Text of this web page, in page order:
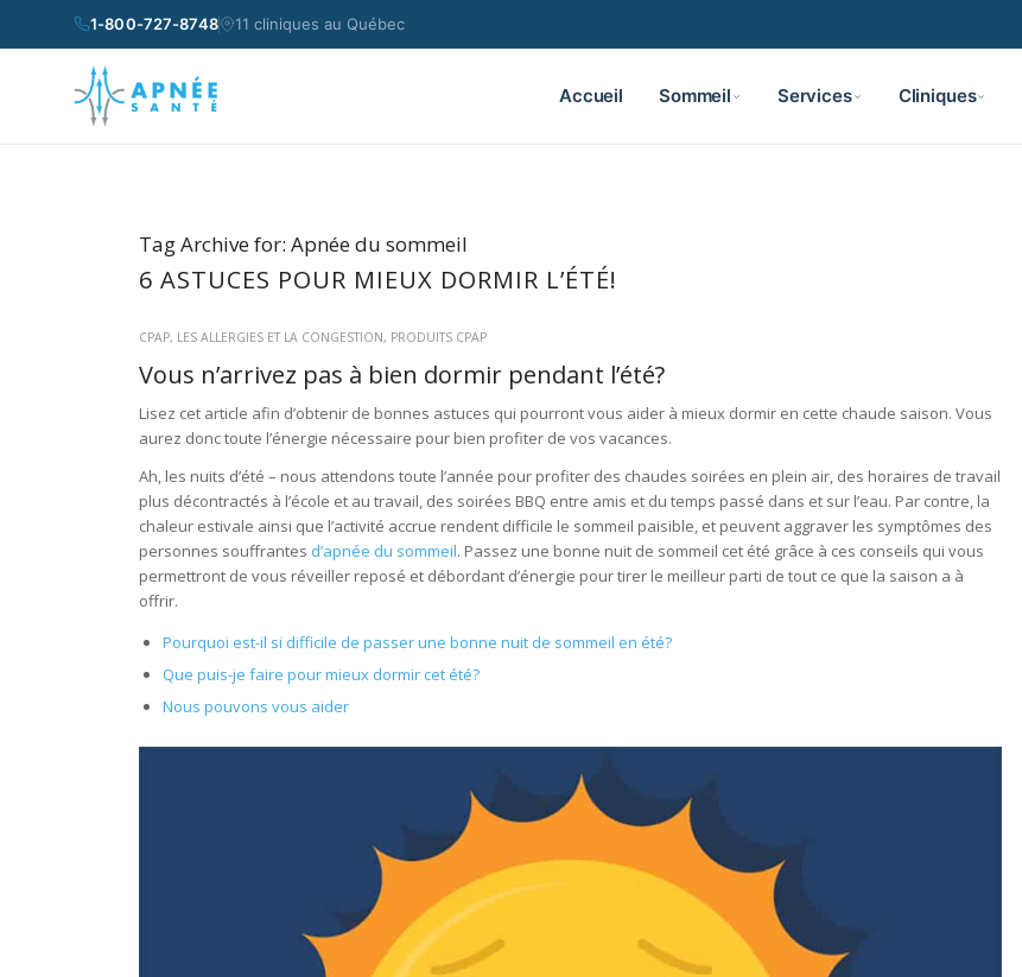
1-800-727-8748 11 cliniques au Québec
Accueil Sommeil Services Cliniques
Tag Archive for:Apnée du sommeil
6 ASTUCES POUR MIEUX DORMIR L’ÉTÉ!
CPAP, LES ALLERGIES ET LA CONGESTION, PRODUITS CPAP
Vous n’arrivez pas à bien dormir pendant l’été?
Lisez cet article afin d’obtenir de bonnes astuces qui pourront vous aider à mieux dormir en cette chaude saison. Vous
aurez donc toute l’énergie nécessaire pour bien profiter de vos vacances.
Ah, les nuits d’été – nous attendons toute l’année pour profiter des chaudes soirées en plein air, des horaires de travail
plus décontractés à l’école et au travail, des soirées BBQ entre amis et du temps passé dans et sur l’eau. Par contre, la
chaleur estivale ainsi que l’activité accrue rendent difficile le sommeil paisible, et peuvent aggraver les symptômes des
personnes souffrantes d’apnée du sommeil. Passez une bonne nuit de sommeil cet été grâce à ces conseils qui vous
permettront de vous réveiller reposé et débordant d’énergie pour tirer le meilleur parti de tout ce que la saison a à
offrir.
Pourquoi est-il si difficile de passer une bonne nuit de sommeil en été?
Que puis-je faire pour mieux dormir cet été?
Nous pouvons vous aider